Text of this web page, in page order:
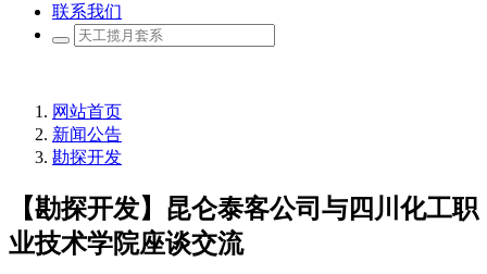
联系我们
网站首页
新闻公告
勘探开发
【勘探开发】昆仑泰客公司与四川化工职
业技术学院座谈交流